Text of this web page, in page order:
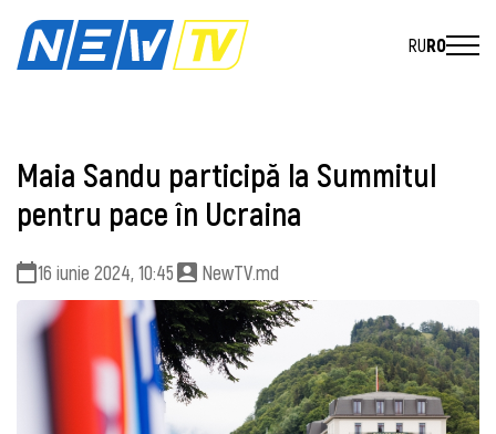
RURO
Maia Sandu participă la Summitul
pentru pace în Ucraina
16 iunie 2024, 10:45 NewTV.md